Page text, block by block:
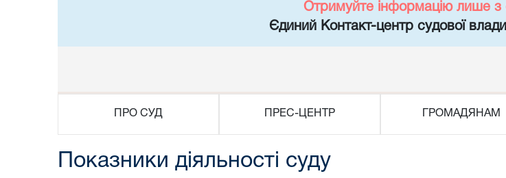
Отримуйте інформацію лише з
Єдиний Контакт-центр судової
ПРО СУД ПРЕС-ЦЕНТР ГРОМАДЯНАМ
Показники діяльності суду